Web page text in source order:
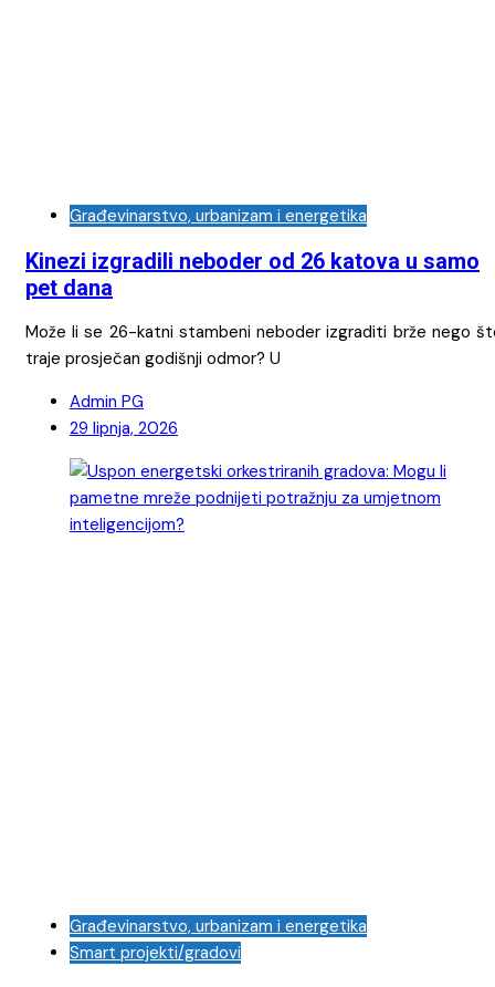
Građevinarstvo, urbanizam i energetika
Kinezi izgradili neboder od 26 katova u samo
pet dana
Može li se 26-katni stambeni neboder izgraditi brže nego
traje prosječan godišnji odmor? U
Admin PG
29 lipnja, 2026
Građevinarstvo, urbanizam i energetika
Smart projekti/gradovi